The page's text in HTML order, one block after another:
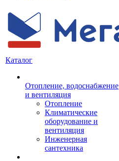
Каталог
Отопление, водоснабжение
и вентиляция
Отопление
Климатические
оборудование и
вентиляция
Инженерная
сантехника